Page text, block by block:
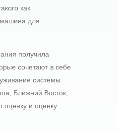
как
машина для
получила
сочетают в себе
системы.
Ближний Восток,
оценку и оценку